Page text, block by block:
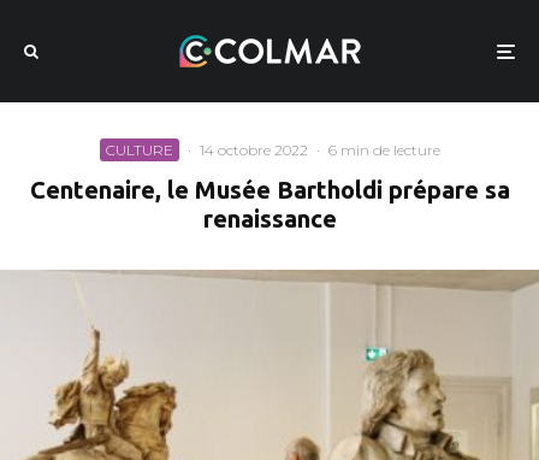
CULTURE · 14 octobre 2022 · 6 min de lecture
Centenaire, le Musée Bartholdi prépare sa
renaissance